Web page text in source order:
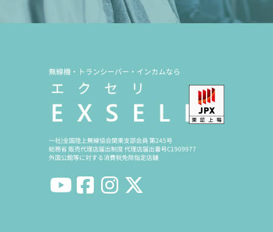
無線機・トランシーバー・インカムなら
一社)全国陸上無線協会関東支部会員 第245号
総務省 販売代理店届出制度 代理店届出番号C1909977
外国公館等に対する消費税免除指定店舗